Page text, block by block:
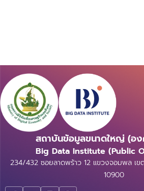
สถาบันข้อมูลขนาดใหญ่ (อง
Big Data Institute (Public
234/432 ซอยลาดพร้าว 12 แขวงจอมพล เ
10900